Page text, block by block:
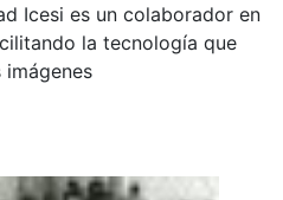
Icesi es un colaborador en
la tecnología que